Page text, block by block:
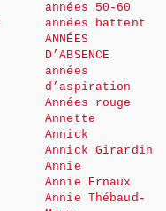
années 50-60
années battent
ANNÉES
D’ABSENCE
années
d’aspiration
Années rouge
Annette
Annick
Annick Girardin
Annie
Annie Ernaux
Annie Thébaud-